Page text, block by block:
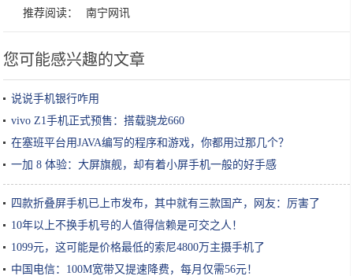
推荐阅读： 南宁网讯
您可能感兴趣的文章
说说手机银行咋用
vivo Z1手机正式预售：搭载骁龙660
在塞班平台用JAVA编写的程序和游戏，你都用过那几个？
一加 8 体验：大屏旗舰，却有着小屏手机一般的好手感
四款折叠屏手机已上市发布，其中就有三款国产，网友：厉害了
10年以上不换手机号的人值得信赖是可交之人！
1099元，这可能是价格最低的索尼4800万主摄手机了
中国电信：100M宽带又提速降费，每月仅需56元！